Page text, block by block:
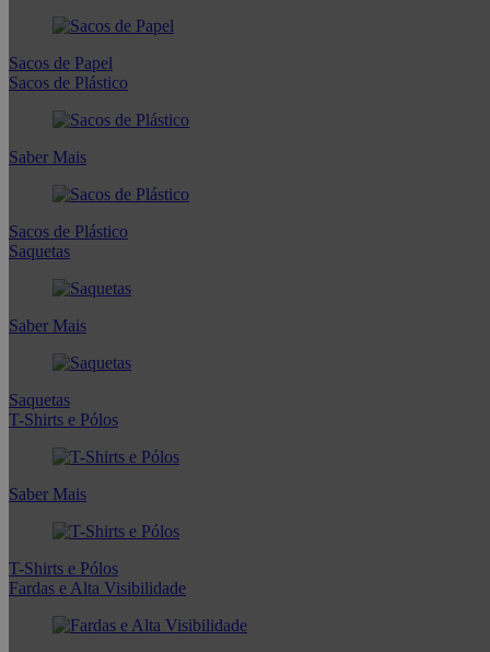
Sacos de Papel
Sacos de Plástico
Saber Mais
Sacos de Plástico
Saquetas
Saber Mais
Saquetas
T-Shirts e Pólos
Saber Mais
T-Shirts e Pólos
Fardas e Alta Visibilidade